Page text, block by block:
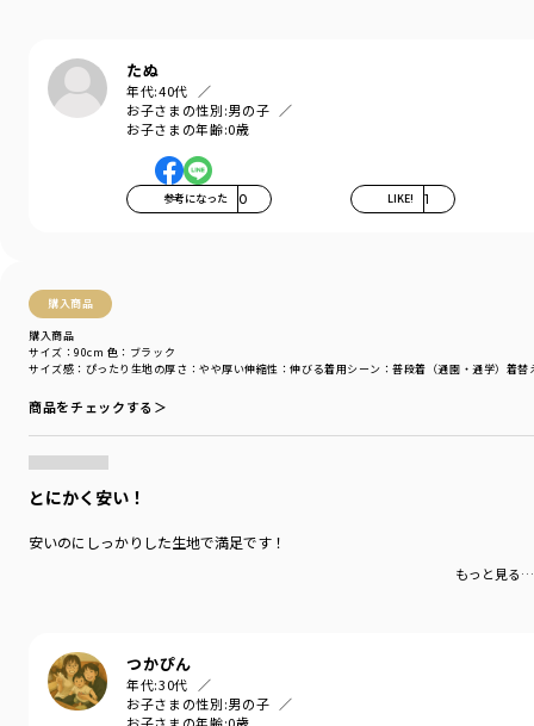
たぬ
年代:40代
お子さまの性別:男の子
お子さまの年齢:0歳
参考になった 0 LIKE! 1
購入商品
購入商品
サイズ感 ：ぴったり 生地の厚さ ：やや厚い伸縮性 ：伸びる着用シーン ：普段着（通園・通学） 着替
サイズ：90cm 色：ブラック
商品をチェックする＞
とにかく安い！
安いのにしっかりした生地で満足です！
もっと見る…
つかぴん
年代:30代
お子さまの性別:男の子
※80～90㎝まで肩ボタンが付いた仕様となっております。
-----
伸縮性：あり
着用イメージ/カラー：パープル
モデル：身長109.0cm 体重18.0kg
サイズ：サイズ110
シーズン
カテゴリ
カラー
性別タイプ
／
BABY
商品番号
／